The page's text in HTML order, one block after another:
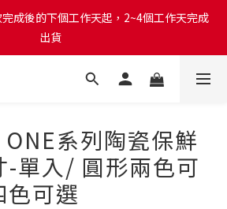
成後的下個工作天起，2~4個工作天完成
出貨
成後的下個工作天起，2~4個工作天完成
出貨
本島消費滿$999免運費
出貨系列陶瓷保鮮
-單入/ 圓形兩色可
可選